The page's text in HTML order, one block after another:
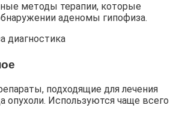
методы терапии, которые
аденомы гипофиза.
подходящие для лечения
опухоли. Используются чаще всего